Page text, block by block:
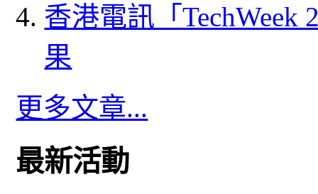
香港電訊「
果
更多文章...
最新活動